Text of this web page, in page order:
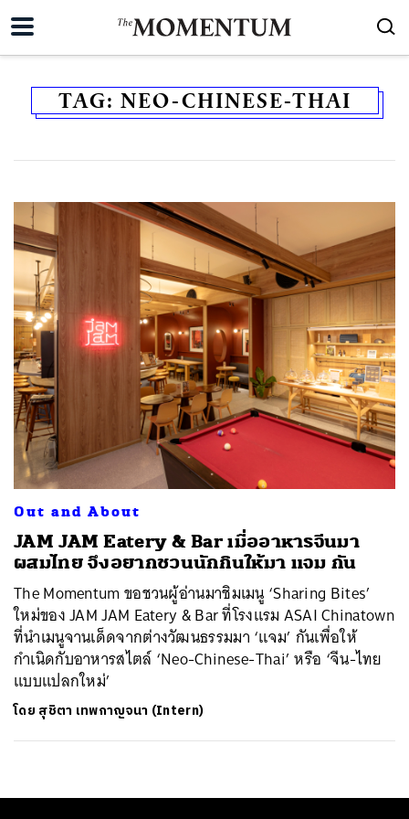
TAG: NEO-CHINESE-THAI
Out and About
JAM JAM Eatery & Bar เมื่ออาหารจีนมา
ผสมไทย จึงอยากชวนนักกินให้มา แจม กัน
The Momentum ขอชวนผู้อ่านมาชิมเมนู ‘Sharing Bites’
ใหม่ของ JAM JAM Eatery & Bar ที่โรงแรม ASAI Chinatown
ที่นำเมนูจานเด็ดจากต่างวัฒนธรรมมา ‘แจม’ กันเพื่อให้
กำเนิดกับอาหารสไตล์​ ‘Neo-Chinese-Thai’ หรือ ‘จีน-ไทย
แบบแปลกใหม่’
โดย สุชิตา เทพกาญจนา (Intern)
ค้นหา
SHARE TWEET LINE EMAIL